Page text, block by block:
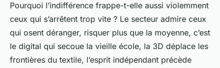
Pourquoi l’indifférence frappe-t-elle aussi violemment
ceux qui s’arrêtent trop vite ? Le secteur admire ceux
qui osent déranger, risquer plus que la moyenne, c’est
le digital qui secoue la vieille école, la 3D déplace les
frontières du textile, l’esprit indépendant précède